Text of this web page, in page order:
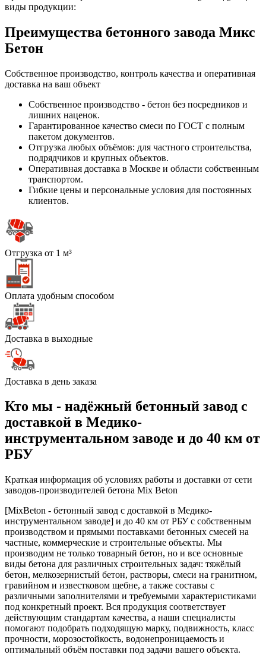
виды продукции:
Преимущества бетонного завода Микс
Бетон
Собственное производство, контроль качества и оперативная
доставка на ваш объект
Собственное производство - бетон без посредников и
лишних наценок.
Гарантированное качество смеси по ГОСТ с полным
пакетом документов.
Отгрузка любых объёмов: для частного строительства,
подрядчиков и крупных объектов.
Оперативная доставка в Москве и области собственным
транспортом.
Гибкие цены и персональные условия для постоянных
клиентов.
Отгрузка от 1 м³
Оплата удобным способом
Доставка в выходные
Доставка в день заказа
Кто мы - надёжный бетонный завод с
доставкой в Медико-
инструментальном заводе и до 40 км от
РБУ
Краткая информация об условиях работы и доставки от сети
заводов-производителей бетона Mix Beton
[MixBeton - бетонный завод с доставкой в Медико-
инструментальном заводе] и до 40 км от РБУ с собственным
производством и прямыми поставками бетонных смесей на
частные, коммерческие и строительные объекты. Мы
производим не только товарный бетон, но и все основные
виды бетона для различных строительных задач: тяжёлый
бетон, мелкозернистый бетон, растворы, смеси на гранитном,
гравийном и известковом щебне, а также составы с
различными заполнителями и требуемыми характеристиками
под конкретный проект. Вся продукция соответствует
действующим стандартам качества, а наши специалисты
помогают подобрать подходящую марку, подвижность, класс
прочности, морозостойкость, водонепроницаемость и
оптимальный объём поставки под задачи вашего объекта.